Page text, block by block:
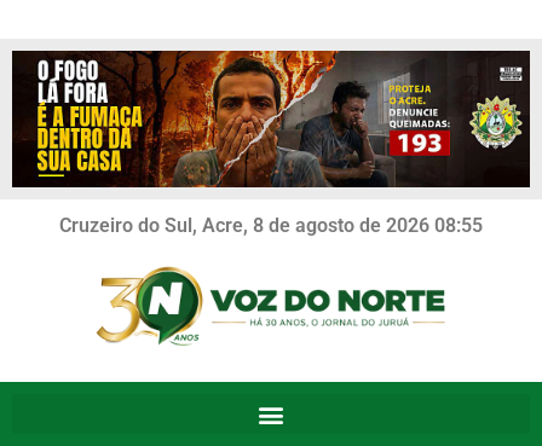
Cruzeiro do Sul, Acre, 8 de agosto de 2026 08:55